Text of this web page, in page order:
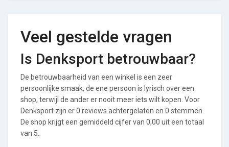
Veel gestelde vragen
Is Denksport betrouwbaar?
De betrouwbaarheid van een winkel is een zeer
persoonlijke smaak, de ene persoon is lyrisch over een
shop, terwijl de ander er nooit meer iets wilt kopen. Voor
Denksport zijn er 0 reviews achtergelaten en 0 stemmen.
De shop krijgt een gemiddeld cijfer van 0,00 uit een totaal
van 5.